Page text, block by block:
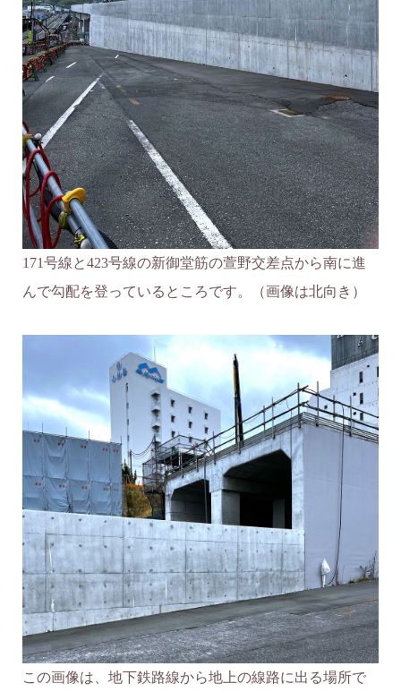
171号線と423号線の新御堂筋の萱野交差点から南に進
んで勾配を登っているところです。（画像は北向き）
この画像は、地下鉄路線から地上の線路に出る場所で